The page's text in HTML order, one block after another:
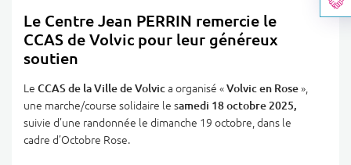
Le Centre Jean PERRIN remercie le
CCAS de Volvic pour leur généreux
soutien
Le CCAS de la Ville de Volvic a organisé «Volvic en Rose»,
une marche/course solidaire le samedi 18 octobre 2025,
suivie d’une randonnée le dimanche 19 octobre, dans le
cadre d’Octobre Rose.